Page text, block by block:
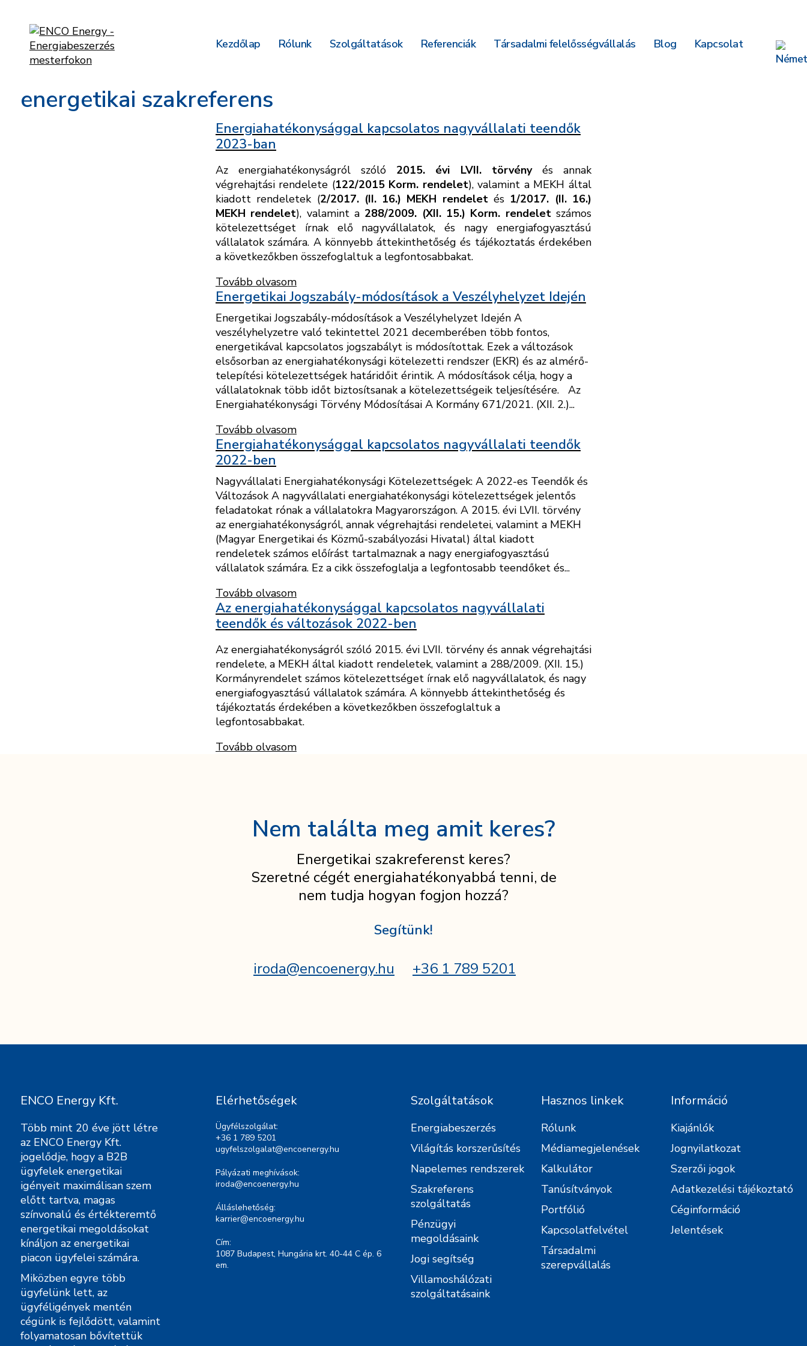
Kezdőlap Rólunk Szolgáltatások Referenciák Társadalmi felelősségvállalás Blog Kapcsolat
energetikai szakreferens
Energiahatékonysággal kapcsolatos nagyvállalati teendők
2023-ban
Az energiahatékonyságról szóló 2015. évi LVII. törvényés annak
végrehajtási rendelete (122/2015 Korm. rendelet), valamint a MEKH által
kiadott rendeletek (2/2017. (II. 16.) MEKH rendeletés 1/2017. (II. 16.)
MEKH rendelet), valamint a 288/2009. (XII. 15.) Korm. rendeletszámos
kötelezettséget írnak elő nagyvállalatok, és nagy energiafogyasztású
vállalatok számára. A könnyebb áttekinthetőség és tájékoztatás érdekében
a következőkben összefoglaltuk a legfontosabbakat.
Tovább olvasom
Energetikai Jogszabály-módosítások a Veszélyhelyzet Idején
Energetikai Jogszabály-módosítások a Veszélyhelyzet Idején A
veszélyhelyzetre való tekintettel 2021 decemberében több fontos,
energetikával kapcsolatos jogszabályt is módosítottak. Ezek a változások
elsősorban az energiahatékonysági kötelezetti rendszer (EKR) és az almérő-
telepítési kötelezettségek határidőit érintik. A módosítások célja, hogy a
vállalatoknak több időt biztosítsanak a kötelezettségeik teljesítésére. Az
Energiahatékonysági Törvény Módosításai A Kormány 671/2021. (XII. 2.)...
Tovább olvasom
Energiahatékonysággal kapcsolatos nagyvállalati teendők
2022-ben
Nagyvállalati Energiahatékonysági Kötelezettségek: A 2022-es Teendők és
Változások A nagyvállalati energiahatékonysági kötelezettségek jelentős
feladatokat rónak a vállalatokra Magyarországon. A 2015. évi LVII. törvény
az energiahatékonyságról, annak végrehajtási rendeletei, valamint a MEKH
(Magyar Energetikai és Közmű-szabályozási Hivatal) által kiadott
rendeletek számos előírást tartalmaznak a nagy energiafogyasztású
vállalatok számára. Ez a cikk összefoglalja a legfontosabb teendőket és...
Tovább olvasom
Az energiahatékonysággal kapcsolatos nagyvállalati
teendők és változások 2022-ben
Az energiahatékonyságról szóló 2015. évi LVII. törvény és annak végrehajtási
rendelete, a MEKH által kiadott rendeletek, valamint a 288/2009. (XII. 15.)
Kormányrendelet számos kötelezettséget írnak elő nagyvállalatok, és nagy
energiafogyasztású vállalatok számára. A könnyebb áttekinthetőség és
tájékoztatás érdekében a következőkben összefoglaltuk a
legfontosabbakat.
Tovább olvasom
Nem találta meg amit keres?
Energetikai szakreferenst keres?
Szeretné cégét energiahatékonyabbá tenni, de
nem tudja hogyan fogjon hozzá?
Segítünk!
iroda@encoenergy.hu +36 1 789 5201
ENCO Energy Kft.
Több mint 20 éve jött létre
az ENCO Energy Kft.
jogelődje, hogy a B2B
ügyfelek energetikai
igényeit maximálisan szem
előtt tartva, magas
színvonalú és értékteremtő
energetikai megoldásokat
kínáljon az energetikai
piacon ügyfelei számára.
Miközben egyre több
ügyfelünk lett, az
ügyféligények mentén
cégünk is fejlődött, valamint
folyamatosan bővítettük
Elérhetőségek
Ügyfélszolgálat:
+36 1 789 5201
ugyfelszolgalat@encoenergy.hu
Pályázati meghívások:
iroda@encoenergy.hu
Álláslehetőség:
karrier@encoenergy.hu
Cím:
1087 Budapest, Hungária krt. 40-44 C ép. 6
em.
Szolgáltatások
Energiabeszerzés
Világítás korszerűsítés
Napelemes rendszerek
Szakreferens
szolgáltatás
Pénzügyi
megoldásaink
Jogi segítség
Villamoshálózati
szolgáltatásaink
Hasznos linkek
Rólunk
Médiamegjelenések
Kalkulátor
Tanúsítványok
Portfólió
Kapcsolatfelvétel
Társadalmi
szerepvállalás
Információ
Kiajánlók
Jognyilatkozat
Szerzői jogok
Adatkezelési tájékoztató
Céginformáció
Jelentések